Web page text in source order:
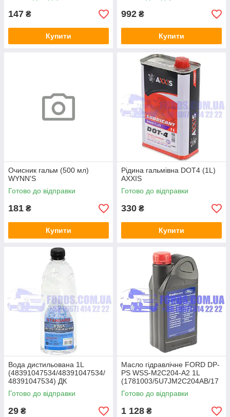
147 ₴
Купити
992 ₴
Купити
Очисник гальм (500 мл)
WYNN'S
Готово до відправки
181 ₴
Купити
Рідина гальмівна DOT4 (1L)
AXXIS
Готово до відправки
330 ₴
Купити
Вода дистильована 1L
(48391047534/48391047534/
48391047534) ДК
Готово до відправки
29 ₴
Масло гідравлічне FORD DP-
PS WSS-M2C204-A2 1L
(1781003/5U7JM2C204AB/17
81003) ORIGINAL
Готово до відправки
1 128 ₴